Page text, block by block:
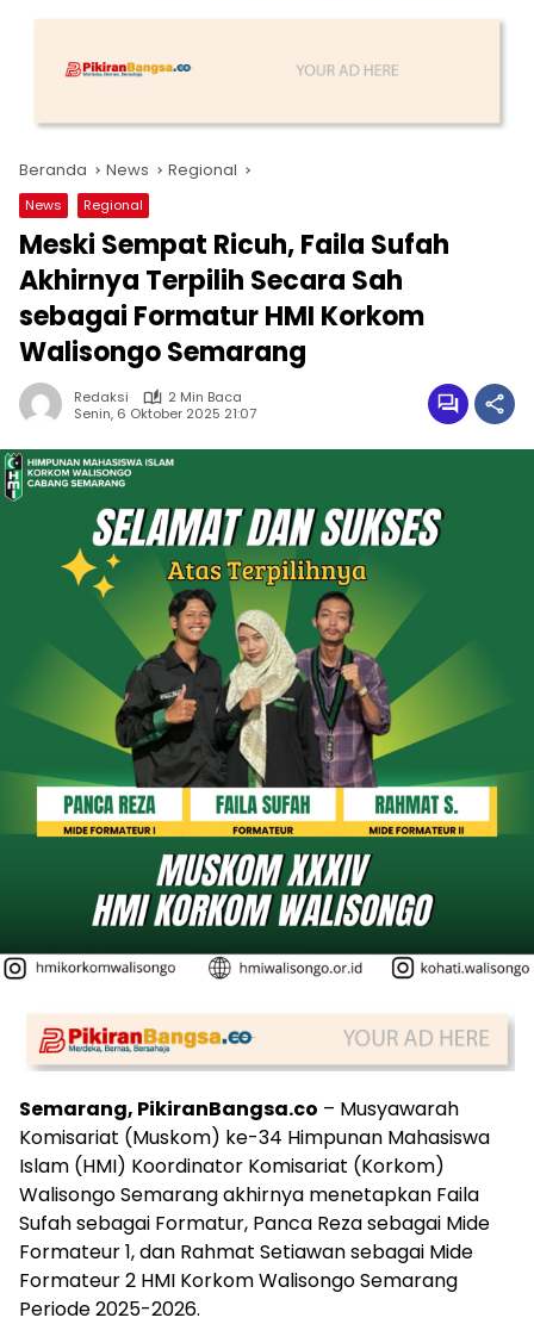
Beranda News Regional
News Regional
Meski Sempat Ricuh, Faila Sufah
Akhirnya Terpilih Secara Sah
sebagai Formatur HMI Korkom
Walisongo Semarang
Redaksi
2 Min Baca
Senin, 6 Oktober 2025 21:07
Semarang, PikiranBangsa.co – Musyawarah
Komisariat (Muskom) ke-34 Himpunan Mahasiswa
Islam (HMI) Koordinator Komisariat (Korkom)
Walisongo Semarang akhirnya menetapkan Faila
Sufah sebagai Formatur, Panca Reza sebagai Mide
Formateur 1, dan Rahmat Setiawan sebagai Mide
Formateur 2 HMI Korkom Walisongo Semarang
Periode 2025-2026.